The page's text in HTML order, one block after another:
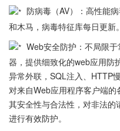
防病毒（AV）：高性能
和木马，病毒特征库每日更新。
Web安全防护：不局限
器，提供细致化的web应用防
异常外联，SQL注入、HTTP
对来自Web应用程序客户端
其安全性与合法性，对非法
进行有效防护。